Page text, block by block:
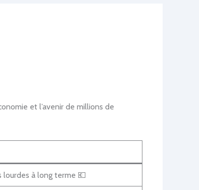
et l’avenir de millions de
lourdes à long terme 💶